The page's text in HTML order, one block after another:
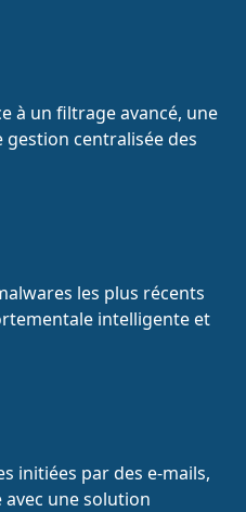
à un filtrage avancé, une
centralisée des
les plus récents
intelligente et
initiées par des e-mails,
une solution